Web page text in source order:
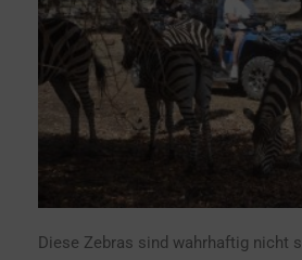
Diese Zebras sind wahrhaftig nicht